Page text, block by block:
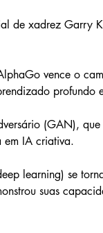
de xadrez Garry
vence o
profundo
(GAN),
em IA criativa.
learning) se
suas